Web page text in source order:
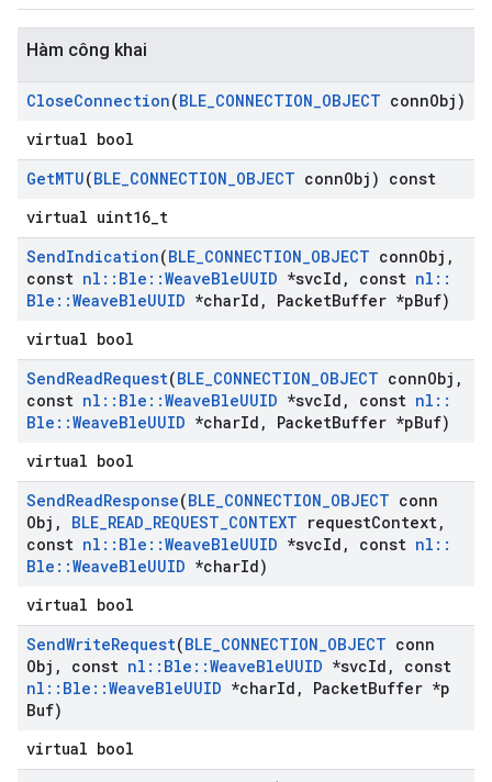
Hàm công khai
CloseConnection(BLE_CONNECTION_OBJECT connObj)
virtual bool
GetMTU(BLE_CONNECTION_OBJECT connObj) const
virtual uint16_t
SendIndication(BLE_CONNECTION_OBJECT connObj ,
const nl :: Ble ::WeaveBleUUID *svcId , const nl ::
Ble ::WeaveBleUUID *charId , PacketBuffer *pBuf)
virtual bool
SendReadRequest(BLE_CONNECTION_OBJECT connObj ,
const nl :: Ble ::WeaveBleUUID *svcId , const nl ::
Ble ::WeaveBleUUID *charId , PacketBuffer *pBuf)
virtual bool
SendReadResponse(BLE_CONNECTION_OBJECT conn
Obj , BLE_READ_REQUEST_CONTEXT requestContext,
const nl :: Ble ::WeaveBleUUID *svcId , const nl ::
Ble ::WeaveBleUUID *charId)
virtual bool
SendWriteRequest(BLE_CONNECTION_OBJECT conn
Obj , const nl :: Ble ::WeaveBleUUID *svcId ,
const
nl :: Ble ::WeaveBleUUID *charId , PacketBuffer *p
Buf)
virtual bool